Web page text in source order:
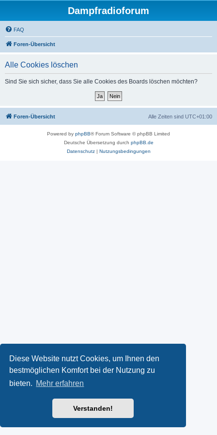
Diese Website nutzt Cookies, um Ihnen den
bestmöglichen Komfort bei der Nutzung zu
bieten. Mehr erfahren
Verstanden!
Dampfradioforum
FAQ
Foren-Übersicht
Alle Cookies löschen
Sind Sie sich sicher, dass Sie alle Cookies des Boards löschen möchten?
Foren-Übersicht Alle Zeiten sind UTC+01:00
Powered by phpBB® Forum Software © phpBB Limited
Deutsche Übersetzung durch phpBB.de
Datenschutz| Nutzungsbedingungen